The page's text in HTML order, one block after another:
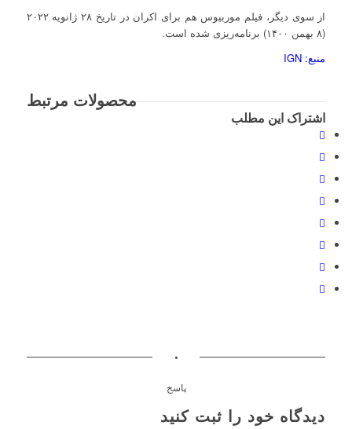
از سوی دیگر، فیلم موربیوس هم برای اکران در تاریخ ۲۸ ژانویه ۲۰۲۲
(۸ بهمن ۱۴۰۰) برنامه‌ریزی شده است.
منبع: IGN
محصولات مرتبط
اشتراک این مطلب
۰
پاسخ
دیدگاه خود را ثبت کنید